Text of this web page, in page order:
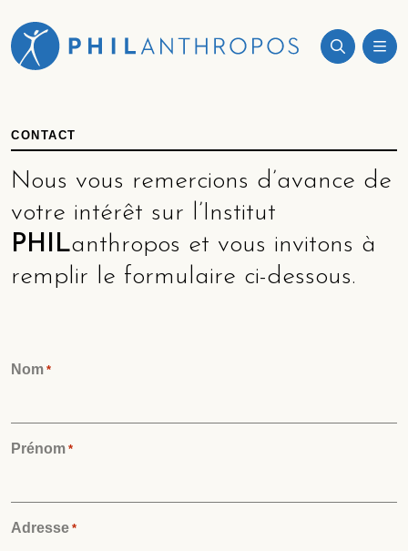
CONTACT
Nous vous remercions d’avance de
votre intérêt sur l’Institut
PHILanthropos et vous invitons à
remplir le formulaire ci-dessous.
Nom *
Prénom *
Adresse *